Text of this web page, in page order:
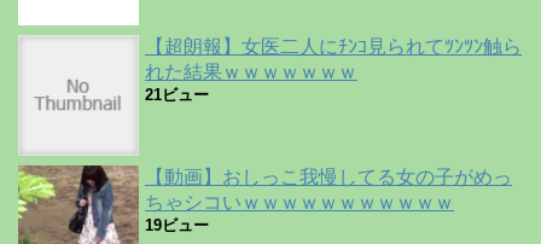
【超朗報】女医二人にﾁﾝｺ見られてﾂﾝﾂﾝ触ら
れた結果ｗｗｗｗｗｗｗ
21ビュー
【動画】おしっこ我慢してる女の子がめっ
ちゃシコいｗｗｗｗｗｗｗｗｗｗｗ
19ビュー